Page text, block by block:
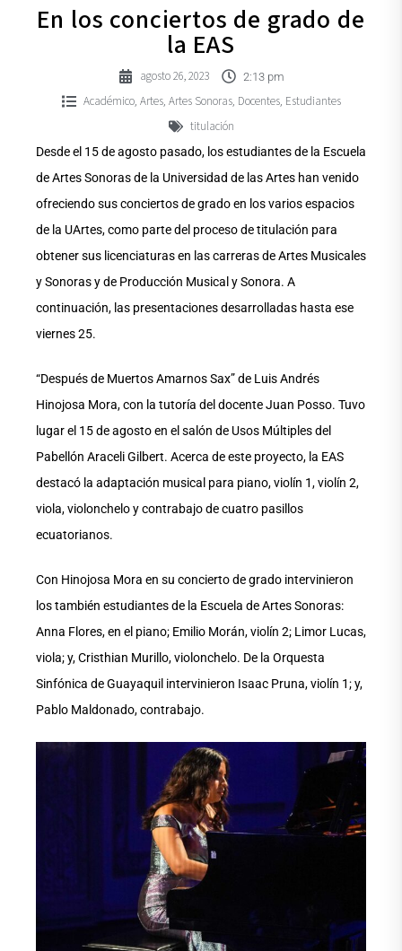
En los conciertos de grado de
la EAS
agosto 26, 2023 2:13 pm
Académico, Artes, Artes Sonoras, Docentes, Estudiantes
titulación
Desde el 15 de agosto pasado, los estudiantes de la Escuela
de Artes Sonoras de la Universidad de las Artes han venido
ofreciendo sus conciertos de grado en los varios espacios
de la UArtes, como parte del proceso de titulación para
obtener sus licenciaturas en las carreras de Artes Musicales
y Sonoras y de Producción Musical y Sonora. A
continuación, las presentaciones desarrolladas hasta ese
viernes 25.
“Después de Muertos Amarnos Sax” de Luis Andrés
Hinojosa Mora, con la tutoría del docente Juan Posso. Tuvo
lugar el 15 de agosto en el salón de Usos Múltiples del
Pabellón Araceli Gilbert. Acerca de este proyecto, la EAS
destacó la adaptación musical para piano, violín 1, violín 2,
viola, violonchelo y contrabajo de cuatro pasillos
ecuatorianos.
Con Hinojosa Mora en su concierto de grado intervinieron
los también estudiantes de la Escuela de Artes Sonoras:
Anna Flores, en el piano; Emilio Morán, violín 2; Limor Lucas,
viola; y, Cristhian Murillo, violonchelo. De la Orquesta
Sinfónica de Guayaquil intervinieron Isaac Pruna, violín 1; y,
Pablo Maldonado, contrabajo.